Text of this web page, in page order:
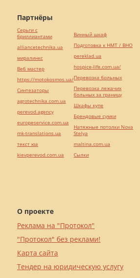
О проекте
Реклама на "Протокол"
"Протокол" без реклами!
Карта сайта
Тендер на юридическую услугу
Партнёры
Серьги с
бриллиантами
alliancetechnika.ua
миралинкс
Веб мастер
https://motokosmos.ua/
Синтезаторы
agrotechnika.com.ua
perevod.agency
europeservice.com.ua
mk-translations.ua
текст юа
kievperevod.com.ua
Винный шкаф
Подготовка к НМТ / ВНО
pereklad.ua
hospice-life.com.ua/
Перевозка больных
Перевозка лежачих
больных за границу
Шкафы купе
Брендовые сумки
Натяжные потолки Nova
Stelya
maltina.com.ua
Cылки